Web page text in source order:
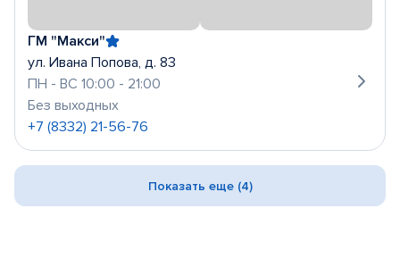
ГМ "Макси"
ул. Ивана Попова, д. 83
ПН - ВС 10:00 - 21:00
Без выходных
+7 (8332) 21-56-76
Показать еще (4)